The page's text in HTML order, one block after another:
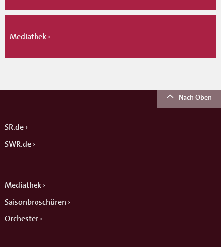
Mediathek
Nach Oben
SR.de
SWR.de
Mediathek
Saisonbroschüren
Orchester